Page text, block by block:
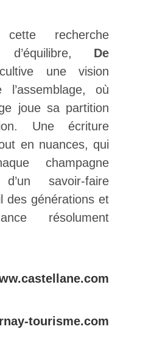
recherche
d’équilibre, De
une vision
l’assemblage, où
joue sa partition
Une écriture
en nuances, qui
champagne
d’un savoir-faire
des générations et
résolument
tourisme.com